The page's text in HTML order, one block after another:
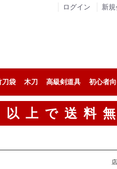
ログイン 新
の剣道防具セット
用の剣道防具セット
用の剣道防具セット
の面
用の面
用の面
の小手
用の小手
用の小手
タム胴
の垂
用の垂
用の垂 人気の剣道着
ジャージ系剣道着
綿道着
人気の袴
稽古用の剣道袴
綿袴
刀袋 木刀 高級剣道具 初心者
上で送料